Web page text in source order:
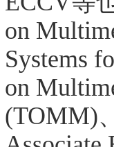
on
Systems
on
(TOMM)